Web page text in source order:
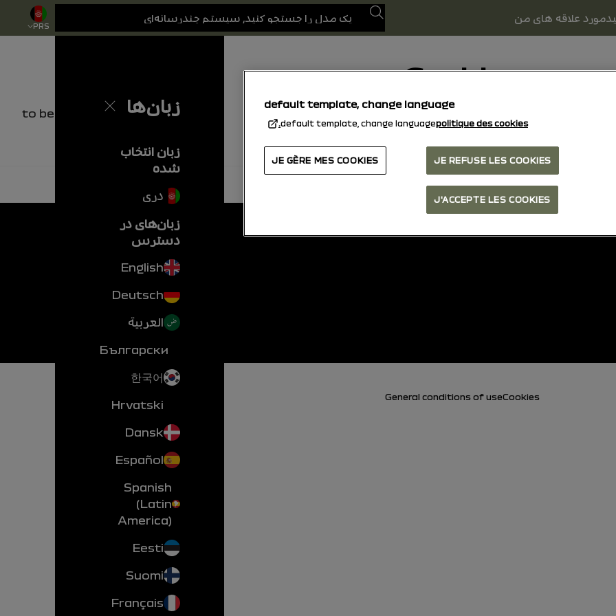
مورد علاقه های من
جستجو کنید
PRS
زبان‌ها بستن
زبان انتخاب
شده
دری
زبان‌های در
دسترس
English
Deutsch
العربية
Български
한국어
Hrvatski
Dansk
Español
Spanish
(Latin
America)
Eesti
Suomi
Français
Cookies
to be completed
بالا برو
Cookies
General conditions of use
default template, change language
default template, change languagepolitique des cookies.
JE REFUSE LES COOKIES
J'ACCEPTE LES COOKIES
JE GÈRE MES COOKIES